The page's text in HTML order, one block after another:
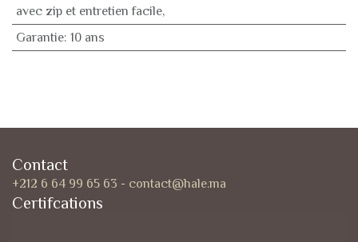
avec zip et entretien facile,
Garantie: 10 ans
Contact
+212 6 64 99 65 63 - contact@hale.ma
Certifcations